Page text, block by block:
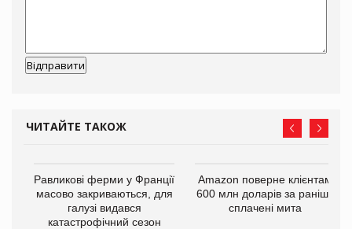
ЧИТАЙТЕ ТАКОЖ
Равликові ферми у Франції
масово закриваються, для
галузі видався
катастрофічний сезон
Amazon поверне клієнтам
600 млн доларів за раніше
сплачені мита